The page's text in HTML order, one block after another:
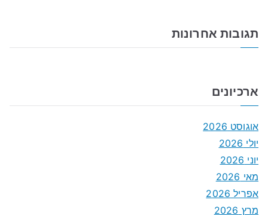
תגובות אחרונות
ארכיונים
אוגוסט 2026
יולי 2026
יוני 2026
מאי 2026
אפריל 2026
מרץ 2026